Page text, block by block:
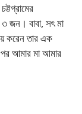
৩ জন। বাবা, সৎ মা
করেন তার এক
আমার মা আমার